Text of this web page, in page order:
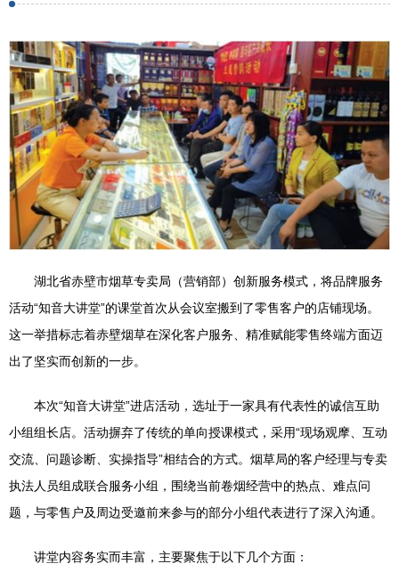
湖北省赤壁市烟草专卖局（营销部）创新服务模式，将品牌服务
活动“知音大讲堂”的课堂首次从会议室搬到了零售客户的店铺现场。
这一举措标志着赤壁烟草在深化客户服务、精准赋能零售终端方面迈
出了坚实而创新的一步。
本次“知音大讲堂”进店活动，选址于一家具有代表性的诚信互助
小组组长店。活动摒弃了传统的单向授课模式，采用“现场观摩、互动
交流、问题诊断、实操指导”相结合的方式。烟草局的客户经理与专卖
执法人员组成联合服务小组，围绕当前卷烟经营中的热点、难点问
题，与零售户及周边受邀前来参与的部分小组代表进行了深入沟通。
讲堂内容务实而丰富，主要聚焦于以下几个方面：